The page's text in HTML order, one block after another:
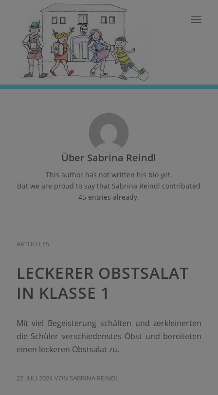
Über Sabrina Reindl
This author has not written his bio yet.
But we are proud to say that Sabrina Reindl contributed
45 entries already.
AKTUELLES
LECKERER OBSTSALAT
IN KLASSE 1
Mit viel Begeisterung schälten und zerkleinerten
die Schüler verschiedenstes Obst und bereiteten
einen leckeren Obstsalat zu.
22. JULI 2024 VON SABRINA REINDL